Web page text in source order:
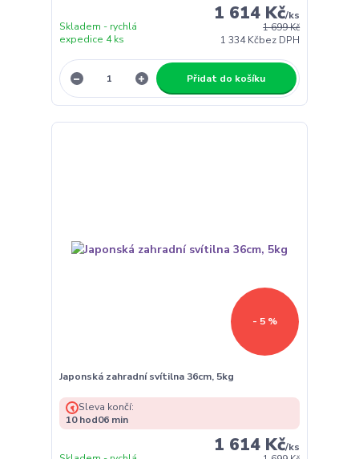
1 699 Kč
1 614 Kč/ks
1 334 Kčbez DPH
Skladem - rychlá
expedice 4 ks
Přidat do košíku
- 5 %
Japonská zahradní svítilna 36cm, 5kg
1 614 Kč/ks
Sleva končí:
10hod06 min